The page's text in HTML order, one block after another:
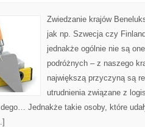
Zwiedzanie krajów
jak np. Szwecja czy
jednakże ogólnie nie są
podróżnych – z naszego
największą przyczyną są
utrudnienia związane z
Jednakże takie osoby, które